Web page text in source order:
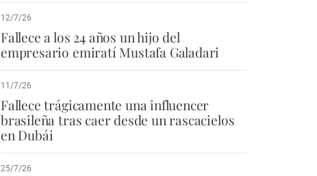
12/7/26
Fallece a los 24 años un hijo del
empresario emiratí Mustafa Galadari
11/7/26
Fallece trágicamente una influencer
brasileña tras caer desde un rascacielos
en Dubái
25/7/26